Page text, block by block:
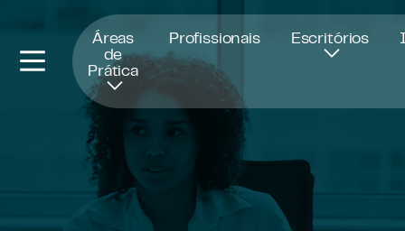
Áreas
de
Prática
Profissionais Escritórios
Abre numa nova janela